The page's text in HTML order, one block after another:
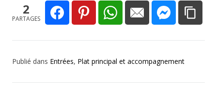
2
PARTAGES
Publié dans Entrées, Plat principal et accompagnement